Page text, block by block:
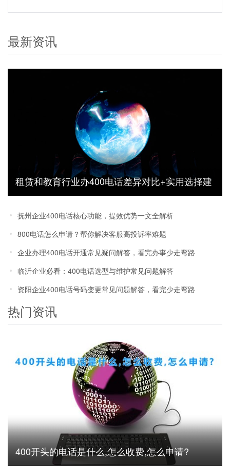
最新资讯
租赁和教育行业办400电话差异对比+实用选择建
议
抚州企业400电话核心功能，提效优势一文全解析
800电话怎么申请？帮你解决客服高投诉率难题
企业办理400电话开通常见疑问解答，看完办事少走弯路
临沂企业必看：400电话选型与维护常见问题解答
资阳企业400电话号码变更常见问题解答，看完少走弯路
热门资讯
400开头的电话是什么,怎么收费,怎么申请?